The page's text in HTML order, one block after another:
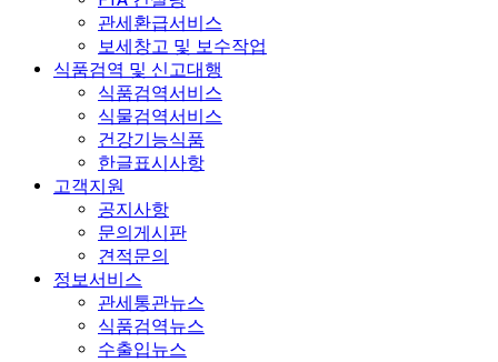
관세환급서비스
보세창고 및 보수작업
식품검역 및 신고대행
식품검역서비스
식물검역서비스
건강기능식품
한글표시사항
고객지원
공지사항
문의게시판
견적문의
정보서비스
관세통관뉴스
식품검역뉴스
수출입뉴스